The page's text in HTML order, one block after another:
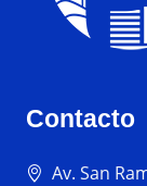
Contacto
Av. San